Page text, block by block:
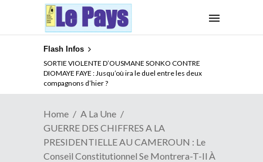
Flash Infos
SORTIE VIOLENTE D’OUSMANE SONKO CONTRE
DIOMAYE FAYE : Jusqu’où ira le duel entre les deux
compagnons d’hier ?
NOUVELLE ATTAQUE MEURTRIERE DES ADF EN RDC :
Comment arrêter la spirale de la violence au Congo
Home
A La Une
GUERRE DES CHIFFRES A LA
PRESIDENTIELLE AU CAMEROUN : Le
Conseil Constitutionnel Se Montrera-T-Il À